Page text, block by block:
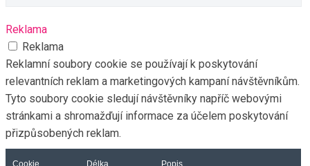
Reklama
Reklama
Reklamní soubory cookie se používají k poskytování
relevantních reklam a marketingových kampaní návštěvníkům.
Tyto soubory cookie sledují návštěvníky napříč webovými
stránkami a shromažďují informace za účelem poskytování
přizpůsobených reklam.
Cookie Délka Popis